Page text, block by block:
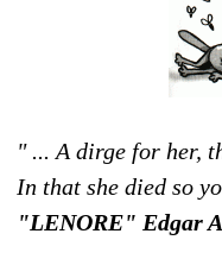
" ... A dirge for her,
In that she died so
"LENORE" Edgar